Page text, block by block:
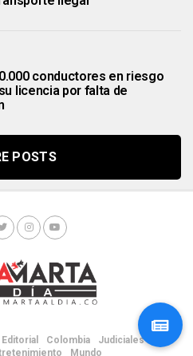
conductores en riesgo
licencia por falta de
POSTS
Editorial Colombia
Judiciales
Mundo